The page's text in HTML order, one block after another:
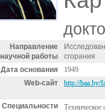
Направление
научной работы
сгорания
Дата основания
1949
Web-сайт
http://baa.by/
Специальности
Техническое